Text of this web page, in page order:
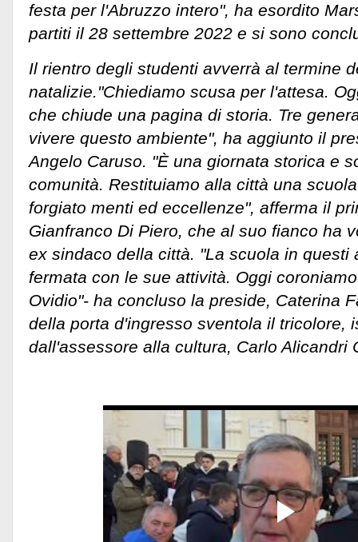
festa per l'Abruzzo intero", ha esordito
partiti il 28 settembre 2022 e si sono
Il rientro degli studenti avverrà al termine
natalizie."Chiediamo scusa per l'attesa.
che chiude una pagina di storia. Tre
vivere questo ambiente", ha aggiunto il
Angelo Caruso. "È una giornata storica e
comunità. Restituiamo alla città una
forgiato menti ed eccellenze", afferma il
Gianfranco Di Piero, che al suo fianco ha
ex sindaco della città. "La scuola in questi
fermata con le sue attività. Oggi
Ovidio"- ha concluso la preside, Caterina
della porta d'ingresso sventola il tricolore,
dall'assessore alla cultura, Carlo Alicandri